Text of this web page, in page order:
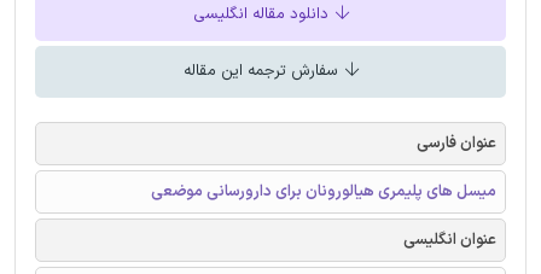
دانلود مقاله انگلیسی
سفارش ترجمه این مقاله
عنوان فارسی
میسل های پلیمری هیالورونان برای دارورسانی موضعی
عنوان انگلیسی